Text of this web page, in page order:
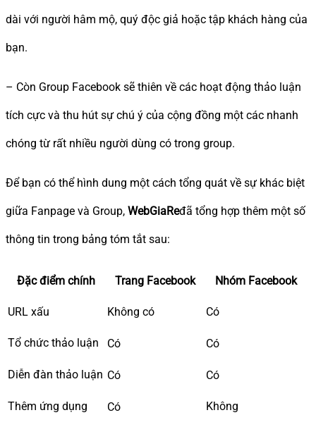
dài với người hâm mộ, quý độc giả hoặc tập khách hàng của
bạn.
– Còn Group Facebook sẽ thiên về các hoạt động thảo luận
tích cực và thu hút sự chú ý của cộng đồng một các nhanh
chóng từ rất nhiều người dùng có trong group.
Để bạn có thể hình dung một cách tổng quát về sự khác biệt
giữa Fanpage và Group, WebGiaReđã tổng hợp thêm một số
thông tin trong bảng tóm tắt sau:
Đặc điểm chính Trang Facebook Nhóm Facebook
URL xấu Không có Có
Tổ chức thảo luận Có Có
Diễn đàn thảo luận Có Có
Thêm ứng dụng Có Không